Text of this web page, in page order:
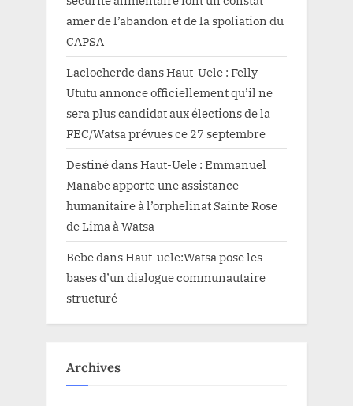
amer de l’abandon et de la spoliation du
CAPSA
Laclocherdc dansHaut-Uele : Felly
Ututu annonce officiellement qu’il ne
sera plus candidat aux élections de la
FEC/Watsa prévues ce 27 septembre
DestinédansHaut-Uele : Emmanuel
Manabe apporte une assistance
humanitaire à l’orphelinat Sainte Rose
de Lima à Watsa
BebedansHaut-uele:Watsa pose les
bases d’un dialogue communautaire
structuré
Archives